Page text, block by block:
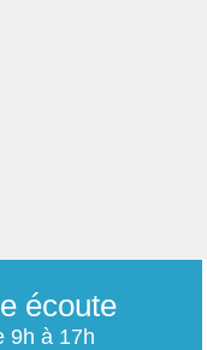
écoute
9h à 17h